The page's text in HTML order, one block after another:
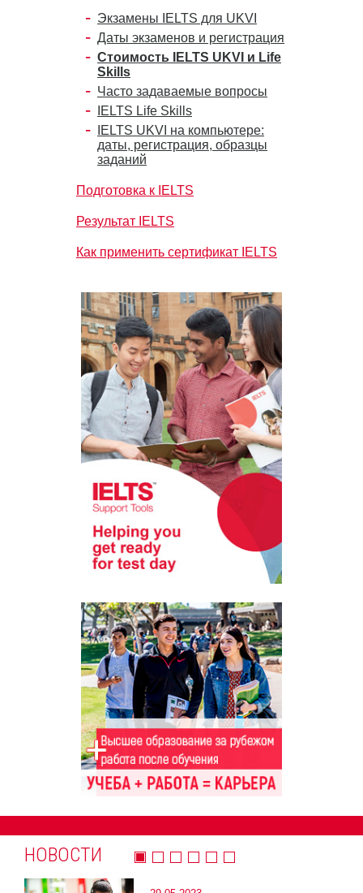
Экзамены IELTS для UKVI
Даты экзаменов и регистрация
Стоимость IELTS UKVI и Life
Skills
Часто задаваемые вопросы
IELTS Life Skills
IELTS UKVI на компьютере:
даты, регистрация, образцы
заданий
Подготовка к IELTS
Результат IELTS
Как применить сертификат IELTS
НОВОСТИ